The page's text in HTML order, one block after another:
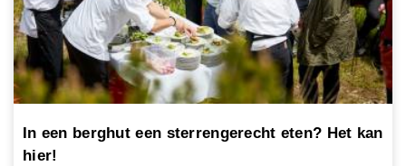
In een berghut een sterrengerecht eten? Het kan
hier!